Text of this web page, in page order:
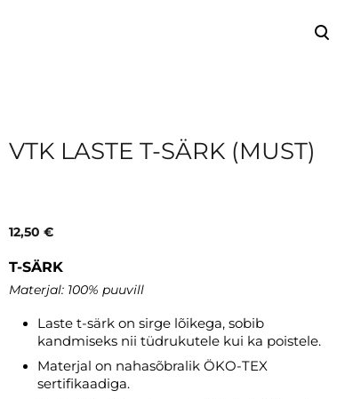
VTK LASTE T-SÄRK (MUST)
12,50 €
T-SÄRK
Materjal: 100% puuvill
Laste t-särk on sirge lõikega, sobib
kandmiseks nii tüdrukutele kui ka poistele.
Materjal on nahasõbralik ÖKO-TEX
sertifikaadiga.